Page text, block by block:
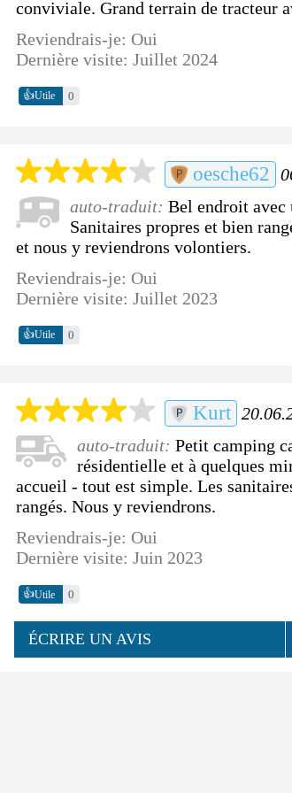
conviviale. Grand terrain de tracteur
Reviendrais-je: Oui
Dernière visite: Juillet 2024
👍Utile 0
oesche62
auto-traduit:Bel endroit avec
Sanitaires propres et bien
et nous y reviendrons volontiers.
Reviendrais-je: Oui
Dernière visite: Juillet 2023
👍Utile 0
Kurt
auto-traduit:Petit camping
résidentielle et à quelques
accueil - tout est simple. Les
rangés. Nous y reviendrons.
Reviendrais-je: Oui
Dernière visite: Juin 2023
👍Utile 0
ÉCRIRE UN AVIS